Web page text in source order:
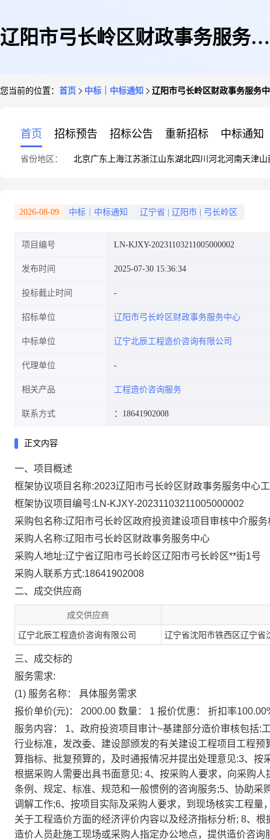
辽阳市弓长岭区财政事务服务中
序轮候项目结果公告
您当前的位置： 首页 中标｜中标通知 辽阳市弓长岭区财政事务服务
首页 招标预告 招标公告 重新招标 中标通知
省份地区： 北京广东 上海江苏浙江山东湖北四川 河北河南天津山
2026-08-09 中标｜中标通知 辽宁省 辽阳市 弓长岭区
项目编号 LN-KJXY-20231103211005000002
发布时间 2025-07-30 15:36:34
投标截止时间
招标单位 辽阳市弓长岭区财政事务服务中心
中标单位 辽宁北辰工程造价咨询有限公司
代理单位
相关产品 工程造价咨询服务
联系方式 ：18641902008
正文内容
一、项目概述
框架协议项目名称:2023辽阳市弓长岭区财政事务服务中心
框架协议项目编号: LN-KJXY-20231103211005000002
采购包名称:辽阳市弓长岭区政府投资建设项目审核中介服务
采购人名称:辽阳市弓长岭区财政事务服务中心
采购人地址:辽宁省辽阳市弓长岭区辽阳市弓长岭区**街1号
采购人联系方式:18641902008
二、成交供应商
成交供应商
辽宁北辰工程造价咨询有限公司 辽宁省沈阳市铁西区辽宁省
三、成交标的
服务需求:
(1) 服务名称：
具体服务需求
报价单价(元)：
2000.00 数量： 1 报价优惠：
折扣率
服务内容：
1、政府投资项目审计~基建部分造价审核包括:
行业标准，发改委、建设部颁发的有关建设工程项目工程
算指标、批复预算的，及时通报情况并提出处理意见:3、
根据采购人需要出具书面意见; 4、按采购人要求，向采购
条例、规定、标准、规范和一般惯例的咨询服务;5、协助
调解工作;6、按项目实际及采购人要求，到现场核实工程
关于工程造价方面的经济评价内容以及经济指标分析; 8、
造价人员赴施工现场或采购人指定办公地点，提供造价咨